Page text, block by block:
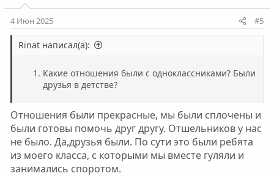
4 Июн 2025 #5
Rinat написал(а):
Какие отношения были с одноклассниками? Были
друзья в детстве?
Отношения были прекрасные, мы были сплочены и
были готовы помочь друг другу. Отшельников у нас
не было. Да,друзья были. По сути это были ребята
из моего класса, с которыми мы вместе гуляли и
занимались споротом.